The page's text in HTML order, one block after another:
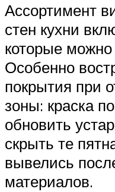
Ассортимент
стен кухни
которые
Особенно
покрытия при
зоны: краска
обновить
скрыть те
вывелись
материалов.